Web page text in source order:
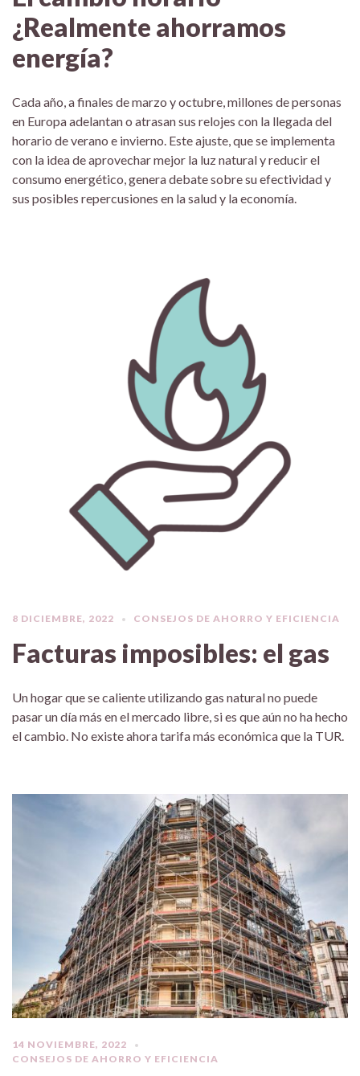
¿Realmente ahorramos
energía?
Cada año, a finales de marzo y octubre, millones de personas
en Europa adelantan o atrasan sus relojes con la llegada del
horario de verano e invierno. Este ajuste, que se implementa
con la idea de aprovechar mejor la luz natural y reducir el
consumo energético, genera debate sobre su efectividad y
sus posibles repercusiones en la salud y la economía.
8 DICIEMBRE, 2022 CONSEJOS DE AHORRO Y EFICIENCIA
Facturas imposibles: el gas
Un hogar que se caliente utilizando gas natural no puede
pasar un día más en el mercado libre, si es que aún no ha hecho
el cambio. No existe ahora tarifa más económica que la TUR.
14 NOVIEMBRE, 2022
CONSEJOS DE AHORRO Y EFICIENCIA